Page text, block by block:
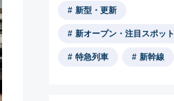
新型・更新
新オープン・注目スポット
特急列車 新幹線